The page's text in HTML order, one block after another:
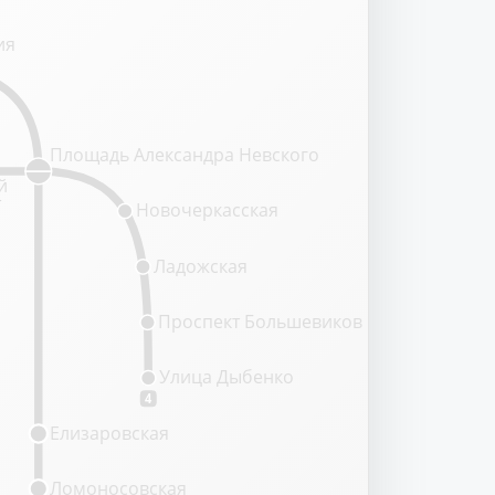
4
Площадь Александра Невского
Новочеркасская
Ладожская
Проспект Большевиков
Улица Дыбенко
Ломоносовская
Елизаровская